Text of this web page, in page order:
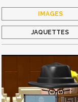
IMAGES
JAQUETTES